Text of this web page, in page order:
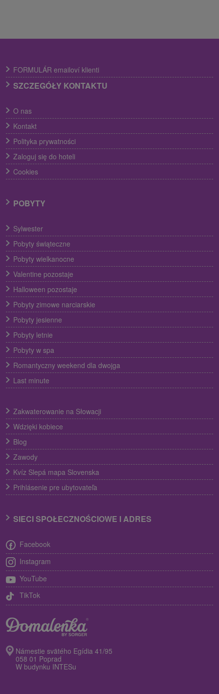
FORMULÁR emailoví klienti
SZCZEGÓŁY KONTAKTU
O nas
Kontakt
Polityka prywatności
Zaloguj się do hoteli
Cookies
POBYTY
Sylwester
Pobyty świąteczne
Pobyty wielkanocne
Valentine pozostaje
Halloween pozostaje
Pobyty zimowe narciarskie
Pobyty jesienne
Pobyty letnie
Pobyty w spa
Romantyczny weekend dla dwojga
Last minute
Zakwaterowanie na Słowacji
Wdzięki kobiece
Blog
Zawody
Kvíz Slepá mapa Slovenska
Prihlásenie pre ubytovateľa
SIECI SPOŁECZNOŚCIOWE I ADRES
Facebook
Instagram
YouTube
TikTok
Námestie svätého Egídia 41/95
058 01 Poprad
W budynku INTESu